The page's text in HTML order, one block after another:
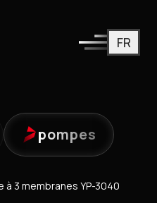
FR
pompes
à 3 membranes YP-3040